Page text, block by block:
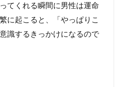
てくれる瞬間に男性は運命
に起こると、「やっぱりこ
識するきっかけになるので